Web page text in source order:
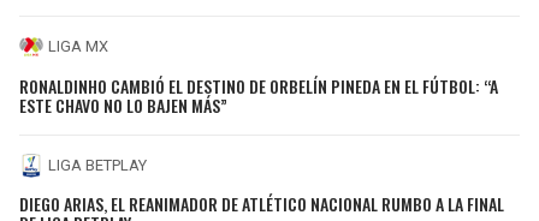
LIGA MX
RONALDINHO CAMBIÓ EL DESTINO DE ORBELÍN PINEDA EN EL FÚTBOL: “A
ESTE CHAVO NO LO BAJEN MÁS”
LIGA BETPLAY
DIEGO ARIAS, EL REANIMADOR DE ATLÉTICO NACIONAL RUMBO A LA FINAL